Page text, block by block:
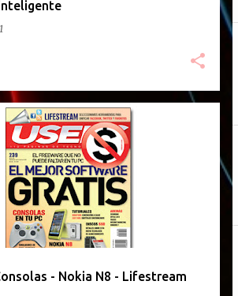
- Nokia N8 - Lifestream